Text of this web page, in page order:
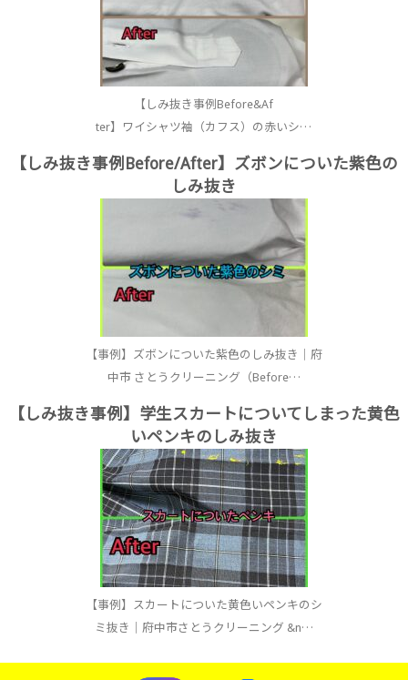
【しみ抜き事例Before&Af
ter】ワイシャツ袖（カフス）の赤いシ…
【しみ抜き事例Before/After】ズボンについた紫色の
しみ抜き
【事例】ズボンについた紫色のしみ抜き｜府
中市 さとうクリーニング（Before…
【しみ抜き事例】学生スカートについてしまった黄色
いペンキのしみ抜き
【事例】スカートについた黄色いペンキのシ
ミ抜き｜府中市さとうクリーニング &n…